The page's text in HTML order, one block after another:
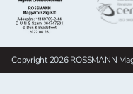
Copyright 2026 ROSSMANN